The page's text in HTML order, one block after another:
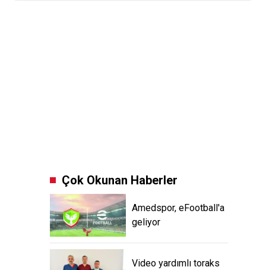
Çok Okunan Haberler
Amedspor, eFootball'a
geliyor
Video yardımlı toraks